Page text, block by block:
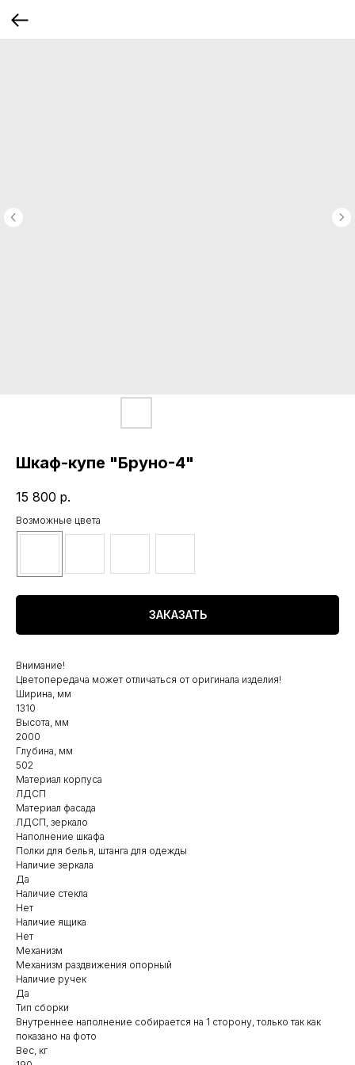
Шкаф-купе "Бруно-4"
15 800 р.
Возможные цвета
ЗАКАЗАТЬ
Внимание!
Цветопередача может отличаться от оригинала изделия!
Ширина, мм
1310
Высота, мм
2000
Глубина, мм
502
Материал корпуса
ЛДСП
Материал фасада
ЛДСП, зеркало
Наполнение шкафа
Полки для белья, штанга для одежды
Наличие зеркала
Да
Наличие стекла
Нет
Наличие ящика
Нет
Механизм
Механизм раздвижения опорный
Наличие ручек
Да
Тип сборки
Внутреннее наполнение собирается на 1 сторону, только так как
показано на фото
Вес, кг